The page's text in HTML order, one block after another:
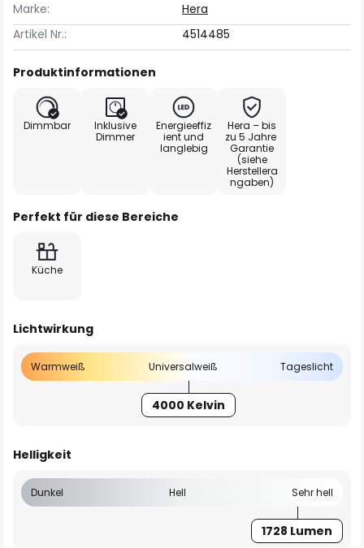
Marke:
Hera
Artikel Nr.:
4514485
Produktinformationen
Dimmbar
Inklusive
Dimmer
Energieeffiz
ient und
langlebig
Hera – bis
zu 5 Jahre
Garantie
(siehe
Herstellera
ngaben)
Perfekt für diese Bereiche
Küche
Lichtwirkung
Warmweiß Universalweiß Tageslicht
4000 Kelvin
Helligkeit
Dunkel Hell Sehr hell
1728 Lumen